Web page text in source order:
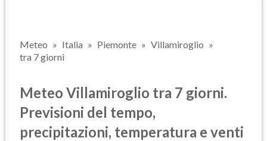
Meteo Italia Piemonte
Villamiroglio
tra 7 giorni
Meteo Villamiroglio tra 7 giorni.
Previsioni del tempo,
precipitazioni, temperatura e venti